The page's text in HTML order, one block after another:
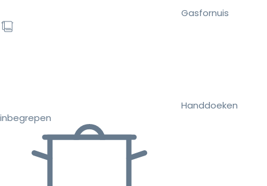
Gasfornuis
Handdoeken
inbegrepen